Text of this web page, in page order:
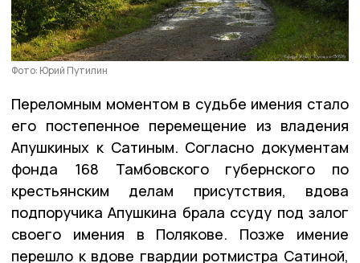
Фото: Юрий Путилин
Переломным моментом в судьбе имения стало
его постепенное перемещение из владения
Апушкиных к Сатиным. Согласно документам
фонда 168 Тамбовского губернского по
крестьянским делам присутствия, вдова
подпоручика Апушкина брала ссуду под залог
своего имения в Полякове. Позже имение
перешло к вдове гвардии ротмистра Сатиной,